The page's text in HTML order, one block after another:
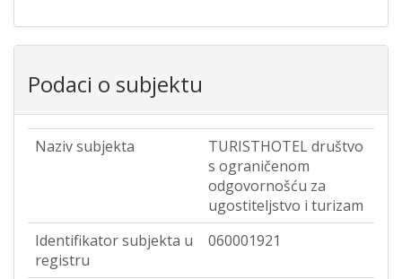
Podaci o subjektu
Naziv subjekta
TURISTHOTEL društvo
s ograničenom
odgovornošću za
ugostiteljstvo i turizam
Identifikator subjekta u
registru
060001921